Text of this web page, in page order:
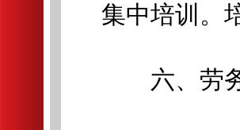
集中培训。
六、劳务